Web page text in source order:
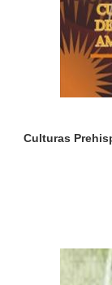
Culturas